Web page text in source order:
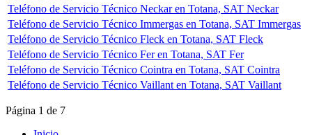
Teléfono de Servicio Técnico Neckar en Totana, SAT Neckar
Teléfono de Servicio Técnico Immergas en Totana, SAT Immergas
Teléfono de Servicio Técnico Fleck en Totana, SAT Fleck
Teléfono de Servicio Técnico Fer en Totana, SAT Fer
Teléfono de Servicio Técnico Cointra en Totana, SAT Cointra
Teléfono de Servicio Técnico Vaillant en Totana, SAT Vaillant
Página 1 de 7